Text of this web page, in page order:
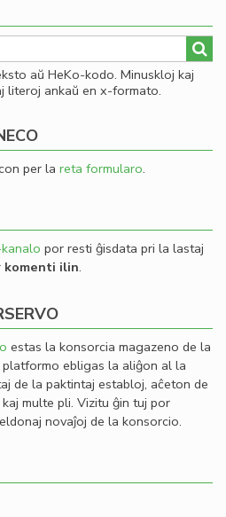
aŭ HeKo-kodo. Minuskloj kaj
literoj ankaŭ en x-formato.
per la reta formularo.
por resti ĝisdata pri la lastaj
komenti ilin.
estas la konsorcia magazeno de la
ebligas la aliĝon al la
de la paktintaj establoj, aĉeton de
multe pli. Vizitu ĝin tuj por
novaĵoj de la konsorcio.